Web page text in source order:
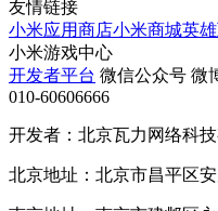
友情链接
小米应用商店小米商城英
小米游戏中心
开发者平台 微信公众号 微
010-60606666
开发者：北京瓦力网络科技
北京地址：北京市昌平区